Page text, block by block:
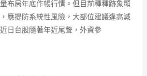
布局年底作帳行情。但目前種種跡象顯
應提防系統性風險，大部位建議逢高減
日台股隨著年近尾聲，外資參